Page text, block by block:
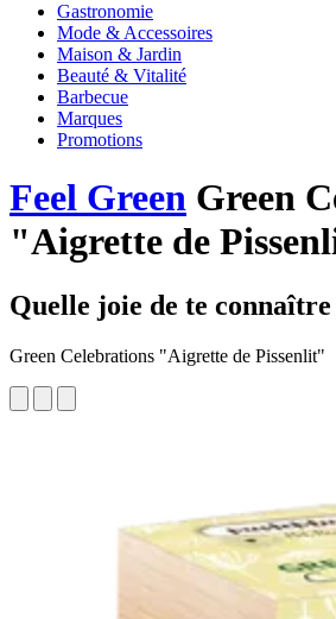
Gastronomie
Mode & Accessoires
Maison & Jardin
Beauté & Vitalité
Barbecue
Marques
Promotions
Feel Green Green
"Aigrette de
Quelle joie de te connaître
Green Celebrations "Aigrette de Pissenlit"